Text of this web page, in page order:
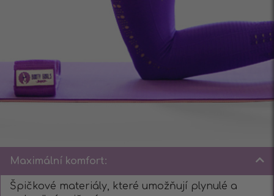
Maximální komfort:
Špičkové materiály, které umožňují plynulé a